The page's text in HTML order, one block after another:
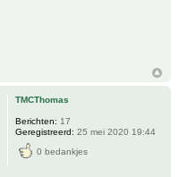
TMCThomas
Berichten: 17
Geregistreerd: 25 mei 2020 19:44
0 bedankjes